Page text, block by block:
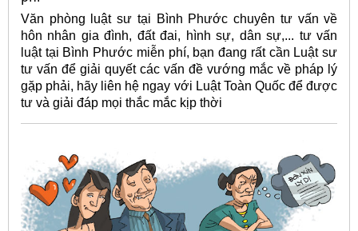
Văn phòng luật sư tại Bình Phước chuyên tư vấn về
hôn nhân gia đình, đất đai, hình sự, dân sự,... tư vấn
luật tại Bình Phước miễn phí, bạn đang rất cần Luật sư
tư vấn để giải quyết các vấn đề vướng mắc về pháp lý
gặp phải, hãy liên hệ ngay với Luật Toàn Quốc để được
tư và giải đáp mọi thắc mắc kịp thời